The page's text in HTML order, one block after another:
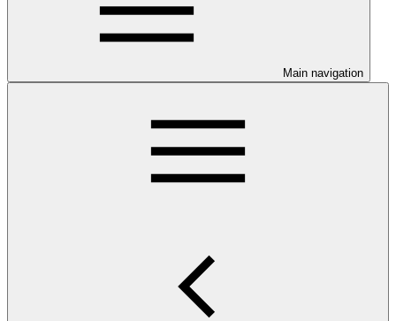
Main navigation